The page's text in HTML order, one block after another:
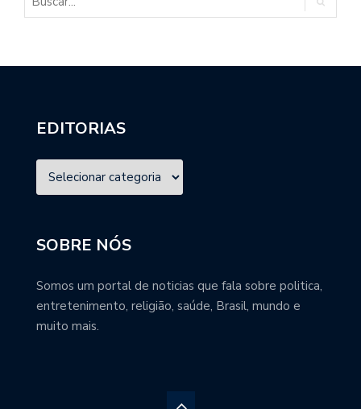
EDITORIAS
SOBRE NÓS
Somos um portal de noticias que fala sobre politica,
entretenimento, religião, saúde, Brasil, mundo e
muito mais.